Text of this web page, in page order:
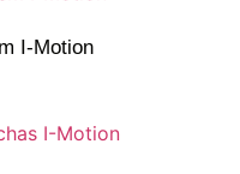
I-Motion